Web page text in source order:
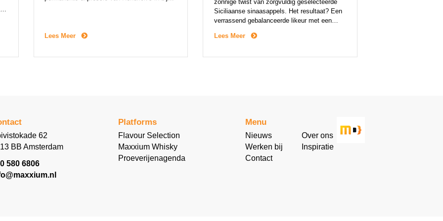
van roos en komkommer zijn uiteraard
Lees Meer
zonnige twist van zorgvuldig geselecteerde
Siciliaanse sinaasappels. Het resultaat? Een
verrassend gebalanceerde likeur met een
Jägermeister. Jägermeister Orange wordt
Net als het origineel is deze variant geworteld
Lees Meer
62
BB Amsterdam
580 6806
Platforms
Flavour Selection
Maxxium Whisky
Proeverijenagenda
Menu
Nieuws
Over ons
Werken bij
Inspiratie
Contact